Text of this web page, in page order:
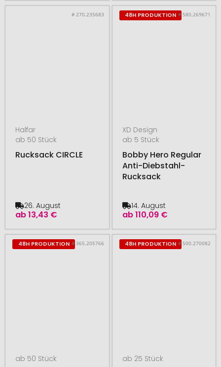
# 270.235683
Halfar
ab 50 Stück
Rucksack CIRCLE
ab13,43 €
26. August
48H PRODUKTION # 580.269671
XD Design
ab 5 Stück
Bobby Hero Regular
Anti-Diebstahl-
Rucksack
ab110,09 €
14. August
48H PRODUKTION # 365.205766
ab 50 Stück
48H PRODUKTION # 500.270082
ab 25 Stück